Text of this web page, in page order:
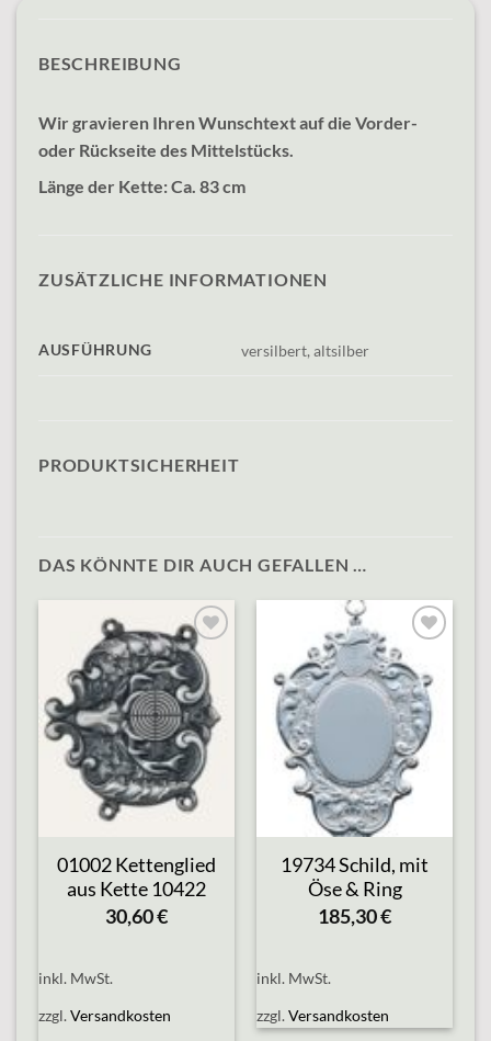
BESCHREIBUNG
Wir gravieren Ihren Wunschtext auf die Vorder-
oder Rückseite des Mittelstücks.
Länge der Kette: Ca. 83 cm
ZUSÄTZLICHE INFORMATIONEN
AUSFÜHRUNG versilbert, altsilber
PRODUKTSICHERHEIT
DAS KÖNNTE DIR AUCH GEFALLEN …
Add to
wishlist
01002 Kettenglied
aus Kette 10422
30,60€
inkl. MwSt.
zzgl.Versandkosten
Add to
wishlist
19734 Schild, mit
Öse & Ring
185,30€
inkl. MwSt.
zzgl.Versandkosten